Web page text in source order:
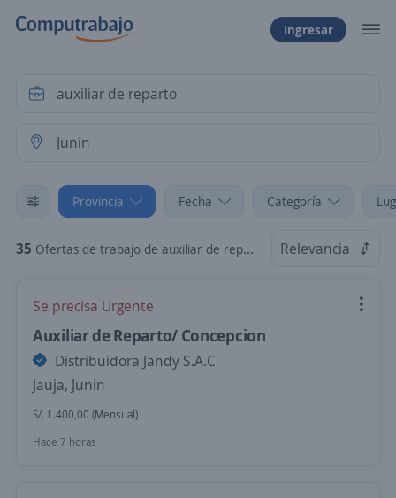
Ingresar
Provincia Fecha Categoría
35 Ofertas de trabajo de auxiliar de reparto en Junin Relevancia
Se precisa Urgente
Auxiliar de Reparto/ Concepcion
Distribuidora Jandy S.A.C
Jauja, Junin
S/. 1.400,00 (Mensual)
Hace 7 horas